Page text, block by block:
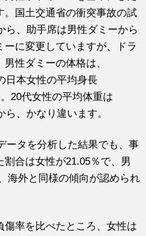
。国土交通省の衝突事故の試
ら、助手席は男性ダミーから
に変更していますが、ドラ
性ダミーの体格は、
日本女性の平均身長
20代女性の平均体重は
ら、かなり違います。
ータを分析した結果でも、事
合は女性が21.05％で、男
海外と同様の傾向が認められ
傷率を比べたところ、女性は